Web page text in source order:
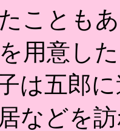
ことも
用意し
は五郎
などを